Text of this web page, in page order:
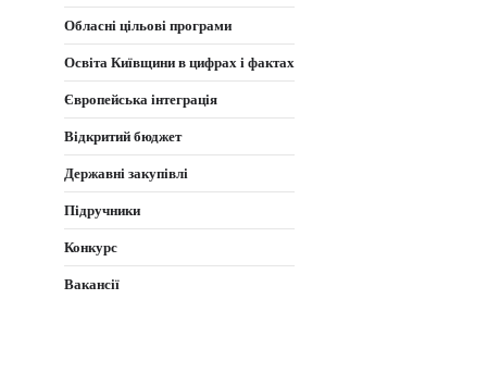
Обласні цільові програми
Освіта Київщини в цифрах і фактах
Європейська інтеграція
Відкритий бюджет
Державні закупівлі
Підручники
Конкурс
Вакансії